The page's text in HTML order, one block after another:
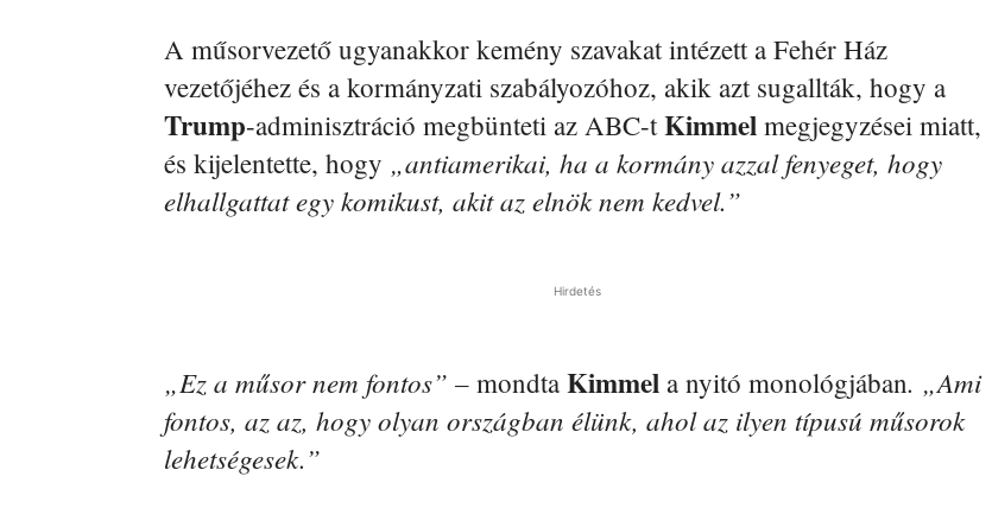
A műsorvezető ugyanakkor kemény szavakat intézett a Fehér Ház
vezetőjéhez és a kormányzati szabályozóhoz, akik azt sugallták, hogy a
Trump-adminisztráció megbünteti az ABC-tKimmel megjegyzései miatt,
és kijelentette, hogy „antiamerikai, ha a kormány azzal fenyeget, hogy
elhallgattat egy komikust, akit az elnök nem kedvel.”
Hirdetés
„Ez a műsor nem fontos” – mondta Kimmel a nyitó monológjában. „Ami
fontos, az az, hogy olyan országban élünk, ahol az ilyen típusú műsorok
lehetségesek.”